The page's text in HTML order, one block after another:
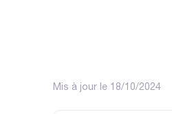
Mis à jour le 18/10/2024